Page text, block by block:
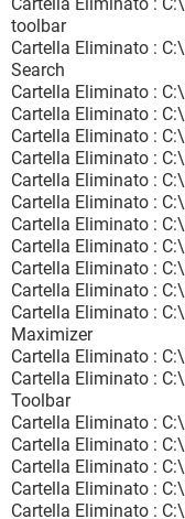
toolbar
Cartella Eliminato :
Search
Cartella Eliminato :
Cartella Eliminato :
Cartella Eliminato :
Cartella Eliminato :
Cartella Eliminato :
Cartella Eliminato :
Cartella Eliminato :
Cartella Eliminato :
Cartella Eliminato :
Cartella Eliminato :
Cartella Eliminato :
Maximizer
Cartella Eliminato :
Cartella Eliminato :
Toolbar
Cartella Eliminato :
Cartella Eliminato :
Cartella Eliminato :
Cartella Eliminato :
Cartella Eliminato :